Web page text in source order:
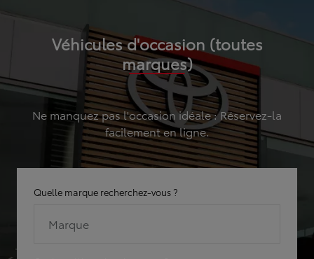
Véhicules d'occasion (toutes
marques)
Ne manquez pas l'occasion idéale : Réservez-la
facilement en ligne.
Quelle marque recherchez-vous ?
Marque